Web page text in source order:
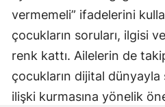
vermemeli” ifadelerini
çocukların soruları, ilgisi
renk kattı. Ailelerin de
çocukların dijital dünyayla
ilişki kurmasına yönelik